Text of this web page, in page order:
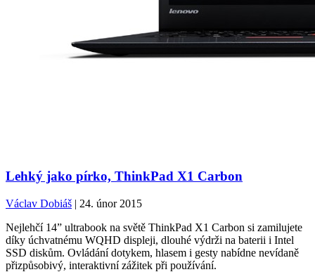
Lehký jako pírko, ThinkPad X1 Carbon
Václav Dobiáš | 24. únor 2015
Nejlehčí 14” ultrabook na světě ThinkPad X1 Carbon si zamilujete
díky úchvatnému WQHD displeji, dlouhé výdrži na baterii i Intel
SSD diskům. Ovládání dotykem, hlasem i gesty nabídne nevídaně
přizpůsobivý, interaktivní zážitek při používání.